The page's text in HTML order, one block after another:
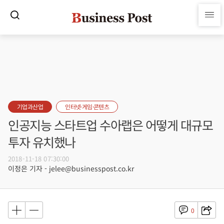
기업과산업 인터넷·게임·콘텐츠
인공지능 스타트업 수아랩은 어떻게 대규모
투자 유치했나
2018-11-18 07:30:00
이정은 기자 - jelee@businesspost.co.kr
0